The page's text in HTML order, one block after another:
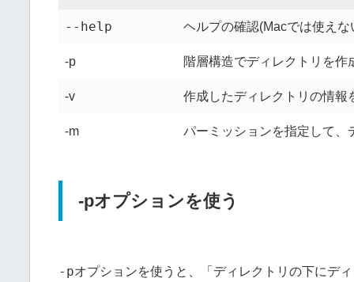
--help ヘルプの確認(Macでは使えな
-p 階層構造でディレクトリを作
-v 作成したディレクトリの情報
-m パーミッションを指定して、
-pオプションを使う
-pオプションを使うと、「ディレクトリの下にデ